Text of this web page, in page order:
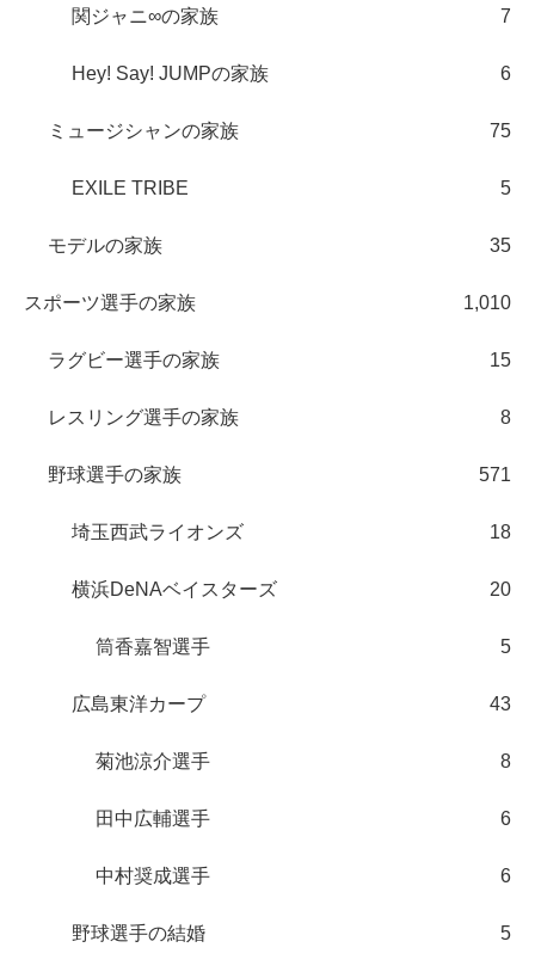
関ジャニ∞の家族 7
Hey! Say! JUMPの家族 6
ミュージシャンの家族 75
EXILE TRIBE 5
モデルの家族 35
スポーツ選手の家族 1,010
ラグビー選手の家族 15
レスリング選手の家族 8
野球選手の家族 571
埼玉西武ライオンズ 18
横浜DeNAベイスターズ 20
筒香嘉智選手 5
広島東洋カープ 43
菊池涼介選手 8
田中広輔選手 6
中村奨成選手 6
野球選手の結婚 5